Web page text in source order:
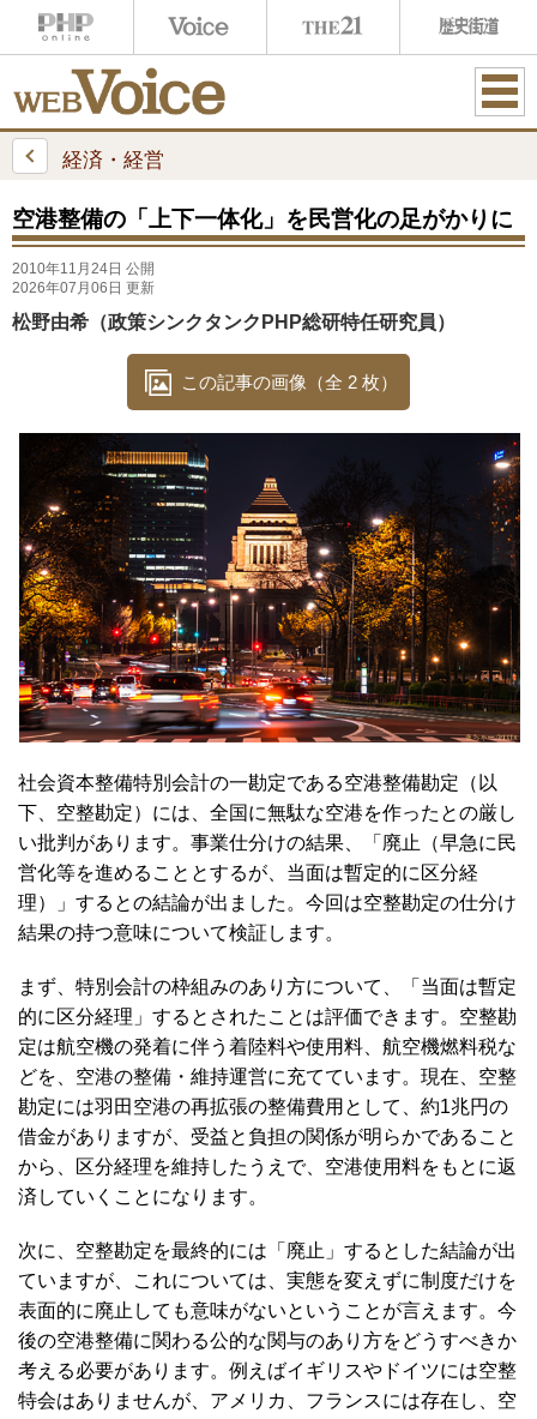
ME
経済・経営
空港整備の「上下一体化」を民営化の足がかりに
2010年11月24日 公開
2026年07月06日 更新
松野由希（政策シンクタンクPHP総研特任研究員）
この記事の画像（全 2 枚）
社会資本整備特別会計の一勘定である空港整備勘定（以
下、空整勘定）には、全国に無駄な空港を作ったとの厳し
い批判があります。事業仕分けの結果、「廃止（早急に民
営化等を進めることとするが、当面は暫定的に区分経
理）」するとの結論が出ました。今回は空整勘定の仕分け
結果の持つ意味について検証します。
まず、特別会計の枠組みのあり方について、「当面は暫定
的に区分経理」するとされたことは評価できます。空整勘
定は航空機の発着に伴う着陸料や使用料、航空機燃料税な
どを、空港の整備・維持運営に充てています。現在、空整
勘定には羽田空港の再拡張の整備費用として、約1兆円の
借金がありますが、受益と負担の関係が明らかであること
から、区分経理を維持したうえで、空港使用料をもとに返
済していくことになります。
次に、空整勘定を最終的には「廃止」するとした結論が出
ていますが、これについては、実態を変えずに制度だけを
表面的に廃止しても意味がないということが言えます。今
後の空港整備に関わる公的な関与のあり方をどうすべきか
考える必要があります。例えばイギリスやドイツには空整
特会はありませんが、アメリカ、フランスには存在し、空